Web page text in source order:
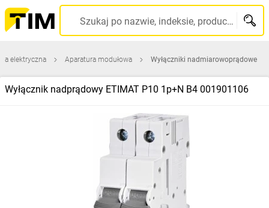
Szukaj po nazwie, indeksie, producencie, kodzie kreskowym...
elektryczna Aparatura modułowa Wyłączniki nadmiarowoprądowe
Wyłącznik nadprądowy ETIMAT P10 1p+N B4 001901106